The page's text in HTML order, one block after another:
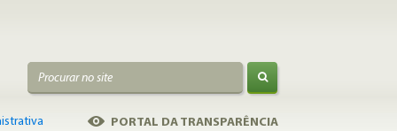
PORTAL DA TRANSPARÊNCIA